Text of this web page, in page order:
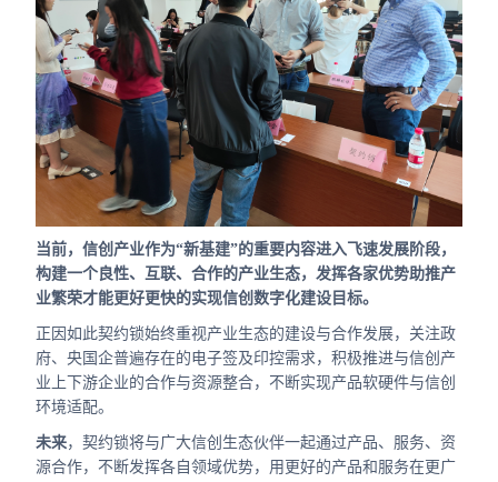
当前，信创产业作为“新基建”的重要内容进入飞速发展阶段，
构建一个良性、互联、合作的产业生态，发挥各家优势助推产
业繁荣才能更好更快的实现信创数字化建设目标。
正因如此契约锁始终重视产业生态的建设与合作发展，关注政
府、央国企普遍存在的电子签及印控需求，积极推进与信创产
业上下游企业的合作与资源整合，不断实现产品软硬件与信创
环境适配。
未来，契约锁将与广大信创生态伙伴一起通过产品、服务、资
源合作，不断发挥各自领域优势，用更好的产品和服务在更广